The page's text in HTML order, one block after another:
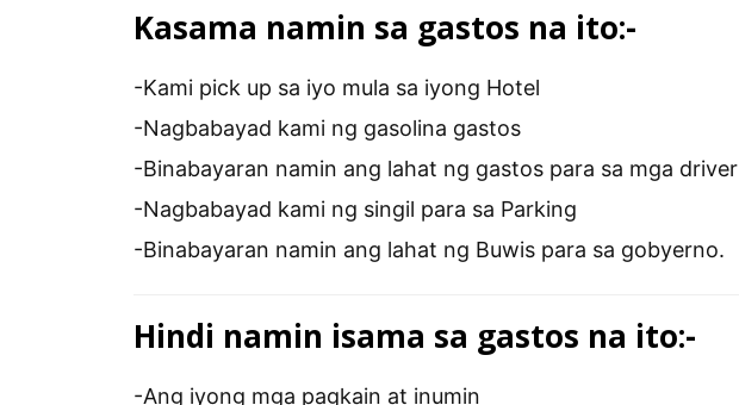
Kasama namin sa gastos na ito:-
-Kami pick up sa iyo mula sa iyong Hotel
-Nagbabayad kami ng gasolina gastos
-Binabayaran namin ang lahat ng gastos para sa mga driver
-Nagbabayad kami ng singil para sa Parking
-Binabayaran namin ang lahat ng Buwis para sa gobyerno.
Hindi namin isama sa gastos na ito:-
-Ang iyong mga pagkain at inumin